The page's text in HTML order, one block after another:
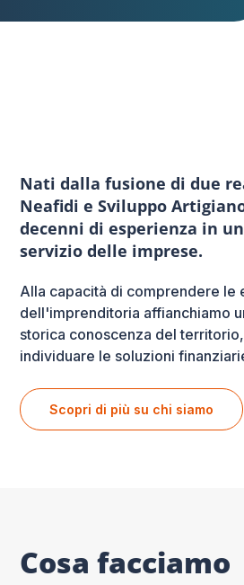
Nati dalla fusione di due
Neafidi e Sviluppo
decenni di esperienza in
servizio delle imprese.
Alla capacità di comprendere le
dell'imprenditoria affianchiamo
storica conoscenza del
individuare le soluzioni
Scopri di più su chi siamo
Cosa facciamo